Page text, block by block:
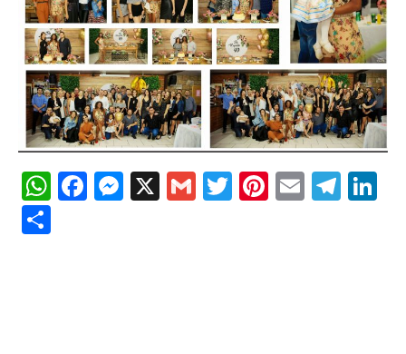
WhatsApp
Facebook
Messenger
X GmailTwitter
Pinterest
Email